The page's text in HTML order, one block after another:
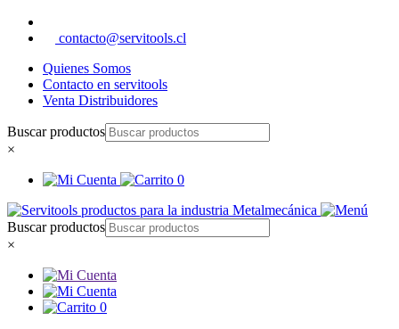
contacto@servitools.cl
Quienes Somos
Contacto en servitools
Venta Distribuidores
Buscar productos
×
0
Buscar productos
×
0